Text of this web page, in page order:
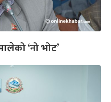
‘नो भोट’